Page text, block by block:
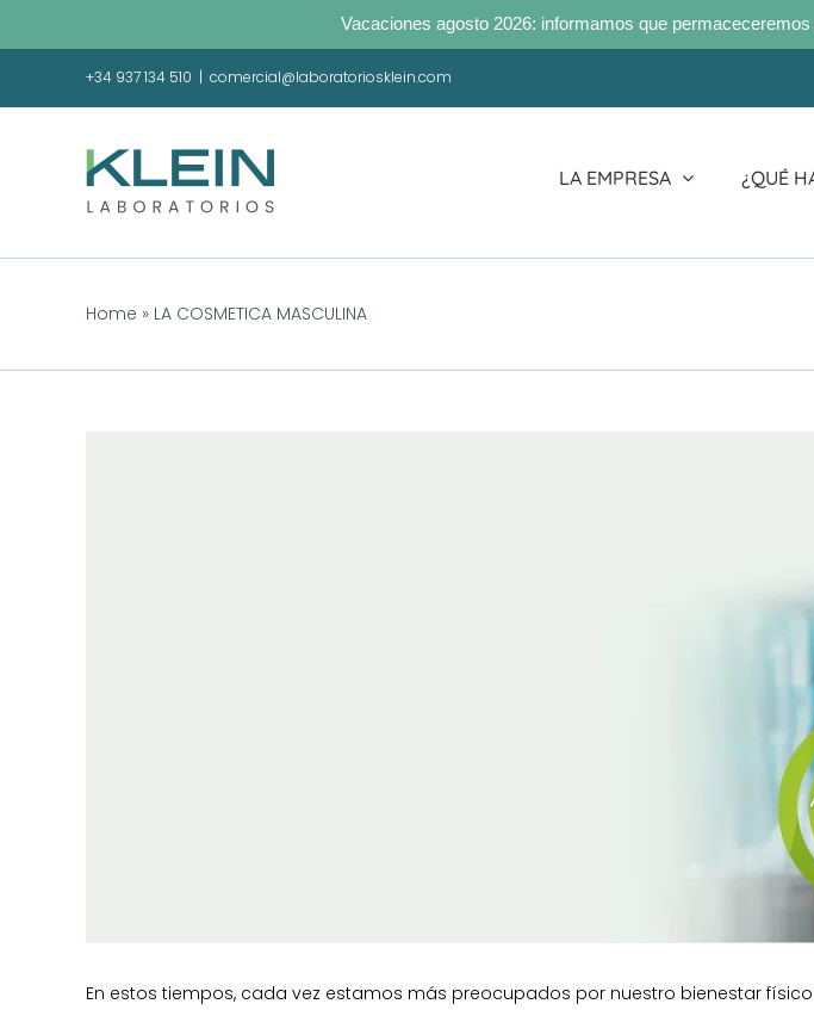
Vacaciones agosto 2026: informamos que
+34 937 134 510 | comercial@laboratoriosklein.com
LA EMPRESA ¿QUÉ
Home » LA COSMETICA MASCULINA
En estos tiempos, cada vez estamos más preocupados por nuestro bienestar